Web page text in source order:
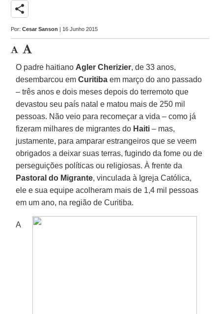
share
Por:Cesar Sanson | 16 Junho 2015
O padre haitiano Agler Cherizier, de 33 anos,
desembarcou emCuritiba em março do ano passado
– três anos e dois meses depois do terremoto que
devastou seu país natal e matou mais de 250 mil
pessoas. Não veio para recomeçar a vida – como já
fizeram milhares de migrantes do Haiti – mas,
justamente, para amparar estrangeiros que se veem
obrigados a deixar suas terras, fugindo da fome ou de
perseguições políticas ou religiosas. À frente da
Pastoral do Migrante, vinculada à Igreja Católica,
ele e sua equipe acolheram mais de 1,4 mil pessoas
em um ano, na região de Curitiba.
A